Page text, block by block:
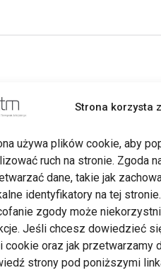
Strona korzysta
używa plików cookie, aby
ruch na stronie. Zgoda
dane, takie jak
identyfikatory na tej
zgody może
Jeśli chcesz dowiedzieć
cookie oraz jak przetwarzamy
strony pod poniższymi